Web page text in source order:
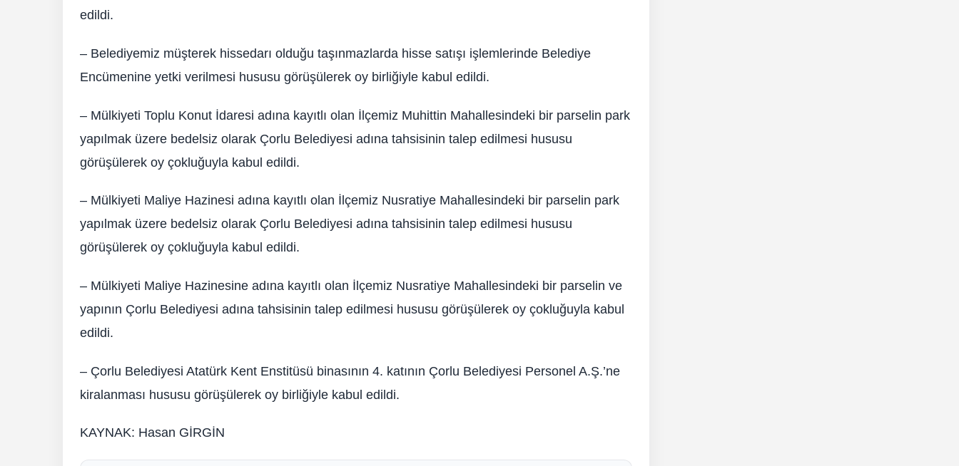
edildi.
– Belediyemiz müşterek hissedarı olduğu taşınmazlarda hisse satışı işlemlerinde Belediye
Encümenine yetki verilmesi hususu görüşülerek oy birliğiyle kabul edildi.
– Mülkiyeti Toplu Konut İdaresi adına kayıtlı olan İlçemiz Muhittin Mahallesindeki bir parselin park
yapılmak üzere bedelsiz olarak Çorlu Belediyesi adına tahsisinin talep edilmesi hususu
görüşülerek oy çokluğuyla kabul edildi.
– Mülkiyeti Maliye Hazinesi adına kayıtlı olan İlçemiz Nusratiye Mahallesindeki bir parselin park
yapılmak üzere bedelsiz olarak Çorlu Belediyesi adına tahsisinin talep edilmesi hususu
görüşülerek oy çokluğuyla kabul edildi.
– Mülkiyeti Maliye Hazinesine adına kayıtlı olan İlçemiz Nusratiye Mahallesindeki bir parselin ve
yapının Çorlu Belediyesi adına tahsisinin talep edilmesi hususu görüşülerek oy çokluğuyla kabul
edildi.
– Çorlu Belediyesi Atatürk Kent Enstitüsü binasının 4. katının Çorlu Belediyesi Personel A.Ş.’ne
kiralanması hususu görüşülerek oy birliğiyle kabul edildi.
KAYNAK: Hasan GİRGİN